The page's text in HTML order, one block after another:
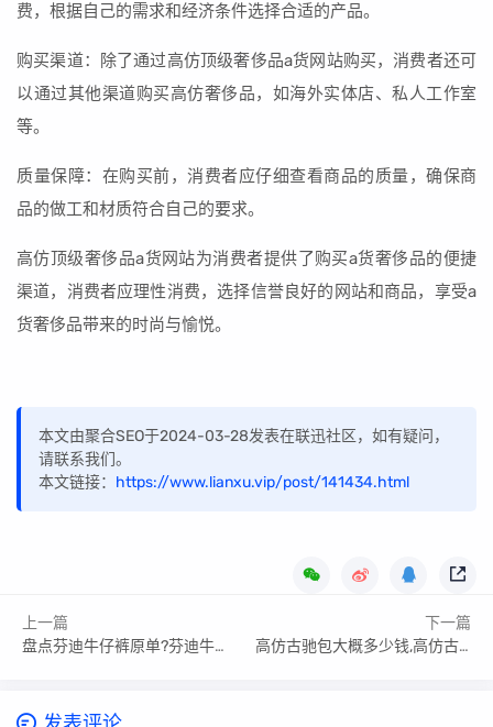
费，根据自己的需求和经济条件选择合适的产品。
购买渠道：除了通过高仿顶级奢侈品a货网站购买，消费者还可
以通过其他渠道购买高仿奢侈品，如海外实体店、私人工作室
等。
质量保障：在购买前，消费者应仔细查看商品的质量，确保商
品的做工和材质符合自己的要求。
高仿顶级奢侈品a货网站为消费者提供了购买a货奢侈品的便捷
渠道，消费者应理性消费，选择信誉良好的网站和商品，享受a
货奢侈品带来的时尚与愉悦。
本文由聚合SEO于2024-03-28发表在联迅社区，如有疑问，
请联系我们。
本文链接： https://www.lianxu.vip/post/141434.html
上一篇
盘点芬迪牛仔裤原单?芬迪牛仔裤原单
下一篇
高仿古驰包大概多少钱,高仿古驰包包售价大全